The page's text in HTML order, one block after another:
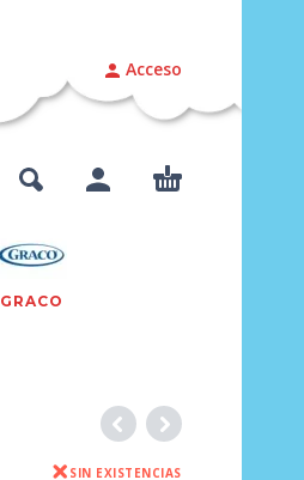
Acceso
GRACO
SIN EXISTENCIAS